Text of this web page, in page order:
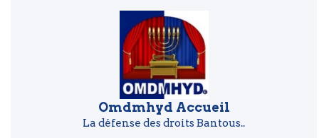
Omdmhyd Accueil
La défense des droits Bantous..